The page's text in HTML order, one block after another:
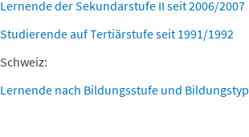
Lernende der Sekundarstufe II seit 2006/2007
Studierende auf Tertiärstufe seit 1991/1992
Schweiz:
Lernende nach Bildungsstufe und Bildungstyp